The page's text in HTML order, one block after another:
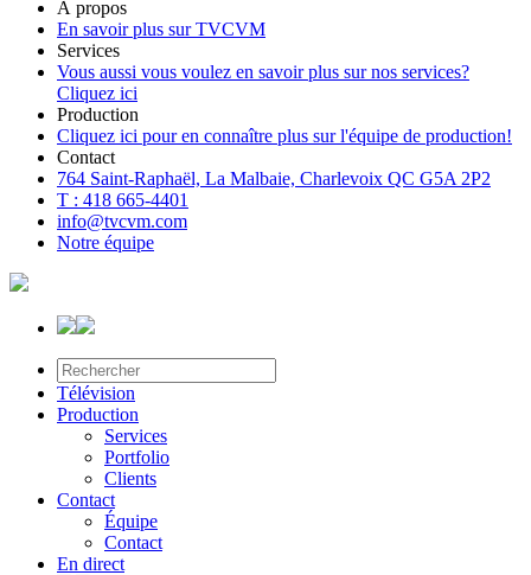
À propos
En savoir plus sur TVCVM
Services
Vous aussi vous voulez en savoir plus sur nos services?
Cliquez ici
Production
Cliquez ici pour en connaître plus sur l'équipe de production!
Contact
764 Saint-Raphaël, La Malbaie, Charlevoix QC G5A 2P2
T : 418 665-4401
info@tvcvm.com
Notre équipe
Télévision
Production
Services
Portfolio
Clients
Contact
Équipe
Contact
En direct